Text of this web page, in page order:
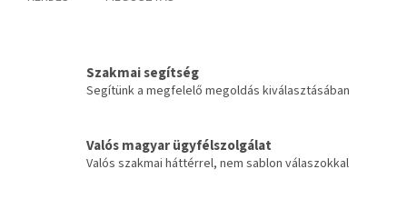
Szakmai segítség
Segítünk a megfelelő megoldás kiválasztásában
Valós magyar ügyfélszolgálat
Valós szakmai háttérrel, nem sablon válaszokkal